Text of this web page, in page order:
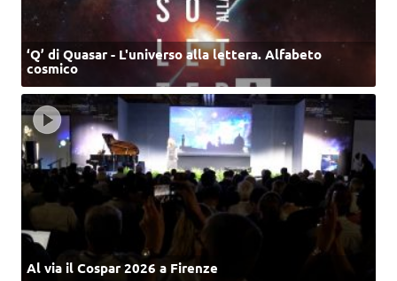
‘Q’ di Quasar - L'universo alla lettera. Alfabeto
cosmico
Al via il Cospar 2026 a Firenze